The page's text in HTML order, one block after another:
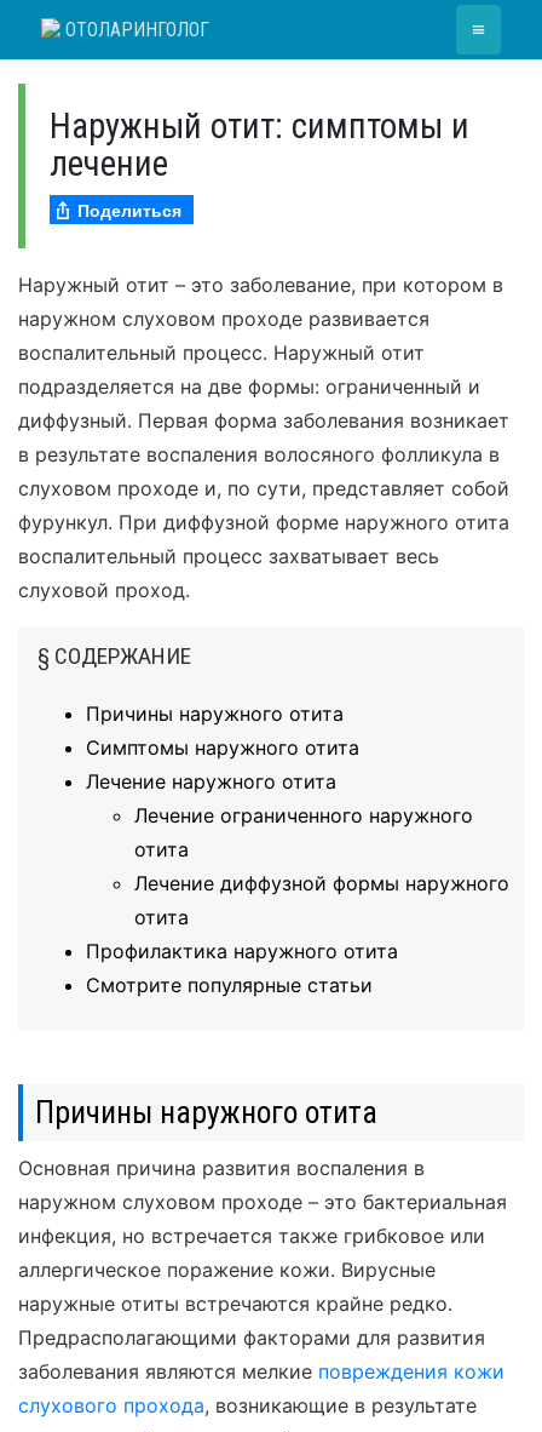
ОТОЛАРИНГОЛОГ ≡
Наружный отит: симптомы и
лечение
Поделиться
Наружный отит – это заболевание, при котором в
наружном слуховом проходе развивается
воспалительный процесс. Наружный отит
подразделяется на две формы: ограниченный и
диффузный. Первая форма заболевания возникает
в результате воспаления волосяного фолликула в
слуховом проходе и, по сути, представляет собой
фурункул. При диффузной форме наружного отита
воспалительный процесс захватывает весь
слуховой проход.
§ СОДЕРЖАНИЕ
Причины наружного отита
Симптомы наружного отита
Лечение наружного отита
Лечение ограниченного наружного
отита
Лечение диффузной формы наружного
отита
Профилактика наружного отита
Смотрите популярные статьи
Причины наружного отита
Основная причина развития воспаления в
наружном слуховом проходе – это бактериальная
инфекция, но встречается также грибковое или
аллергическое поражение кожи. Вирусные
наружные отиты встречаются крайне редко.
Предрасполагающими факторами для развития
заболевания являются мелкие повреждения кожи
слухового прохода, возникающие в результате